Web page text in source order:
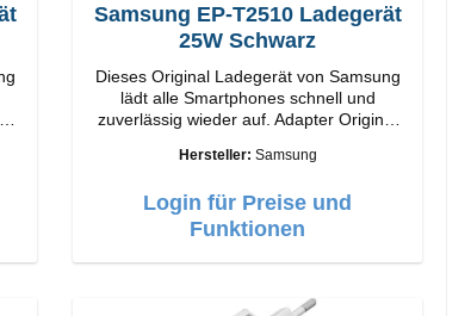
Samsung EP-T2510 Ladegerät
25W Schwarz
Dieses Original Ladegerät von Samsung
lädt alle Smartphones schnell und
zuverlässig wieder auf. Adapter Original
Anschlüsse: USB-C Output: 25W Farbe:
Hersteller: Samsung
Login für Preise und
Funktionen